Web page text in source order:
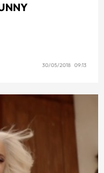
30/05/2018 09:13